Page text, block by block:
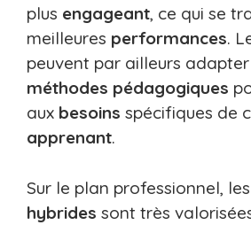
plus engageant, ce qui se
meilleures performances.
peuvent par ailleurs
méthodes pédagogiques
aux besoins spécifiques de
apprenant.
Sur le plan professionnel, les
hybrides sont très